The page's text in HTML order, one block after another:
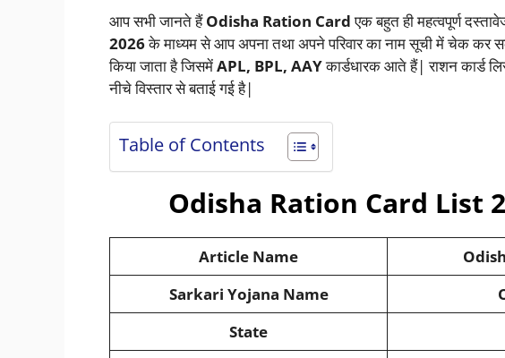
आप सभी जानते हैंOdisha Ration Cardएक बहुत ही महत्वपूर्ण
2026के माध्यम से आप अपना तथा अपने परिवार का नाम सूची में चेक कर
किया जाता है जिसमेंAPL, BPL, AAYकार्डधारक आते हैं| राशन कार्ड
नीचे विस्तार से बताई गई है|
Table of Contents
Odisha Ration Card List
Article Name
Sarkari Yojana Name
State